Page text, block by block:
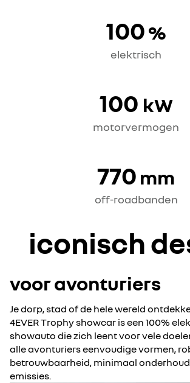
100%
elektrisch
100 kW
motorvermogen
770 mm
off-roadbanden
iconisch
voor avonturiers
Je dorp, stad of de hele wereld
4EVER Trophy showcar is een 100%
showauto die zich leent voor vele
alle avonturiers eenvoudige vormen,
betrouwbaarheid, minimaal onderhoud
emissies.